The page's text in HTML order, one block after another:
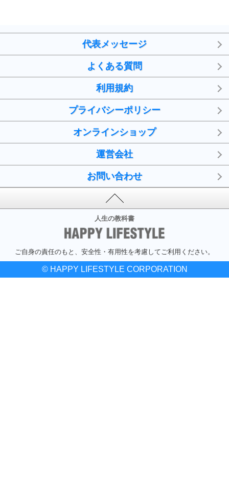
代表メッセージ
よくある質問
利用規約
プライバシーポリシー
オンラインショップ
運営会社
お問い合わせ
人生の教科書
ご自身の責任のもと、安全性・有用性を考慮してご利用ください。
© HAPPY LIFESTYLE CORPORATION